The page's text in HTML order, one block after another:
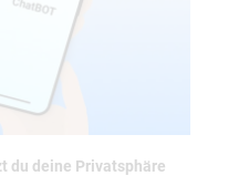
du deine Privatsphäre